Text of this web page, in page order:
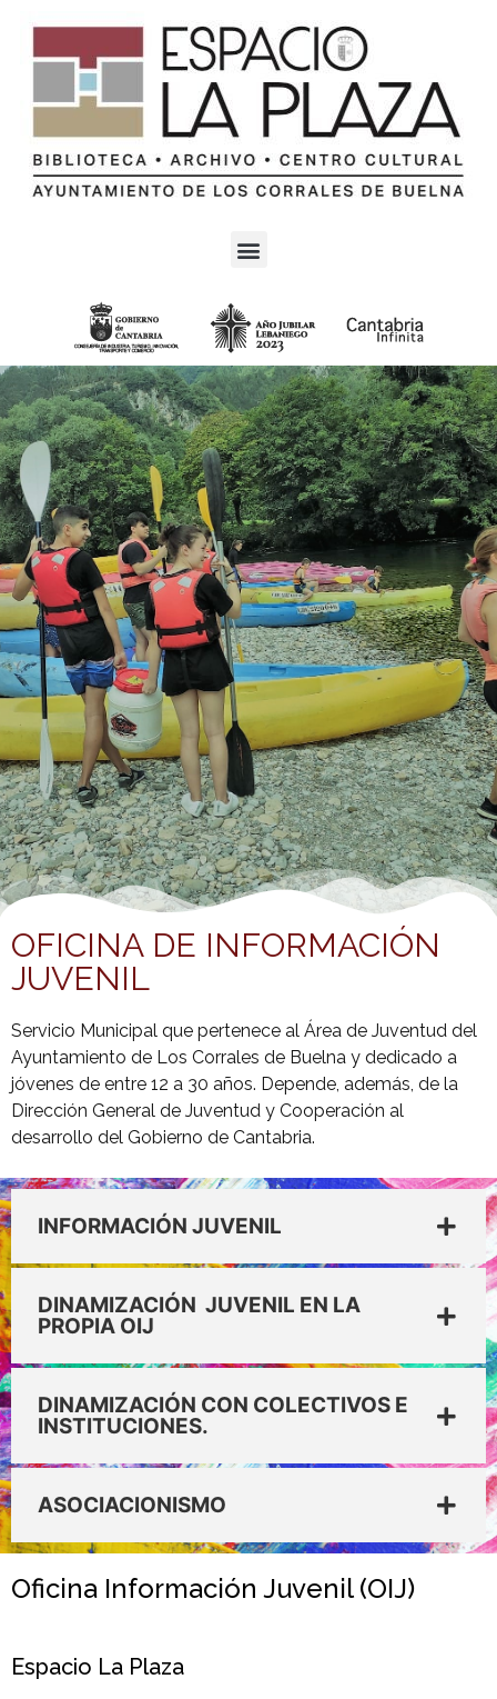
OFICINA DE INFORMACIÓN
JUVENIL
Servicio Municipal que pertenece al Área de Juventud del
Ayuntamiento de Los Corrales de Buelna y dedicado a
jóvenes de entre 12 a 30 años. Depende, además, de la
Dirección General de Juventud y Cooperación al
desarrollo del Gobierno de Cantabria.
INFORMACIÓN JUVENIL
DINAMIZACIÓN JUVENIL EN LA
PROPIA OIJ
DINAMIZACIÓN CON COLECTIVOS E
INSTITUCIONES.
ASOCIACIONISMO
Oficina Información Juvenil (OIJ)
Espacio La Plaza